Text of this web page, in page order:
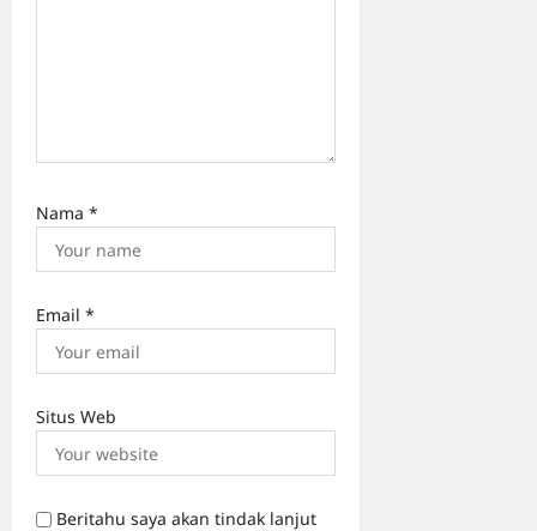
Nama *
Email *
Situs Web
Beritahu saya akan tindak lanjut